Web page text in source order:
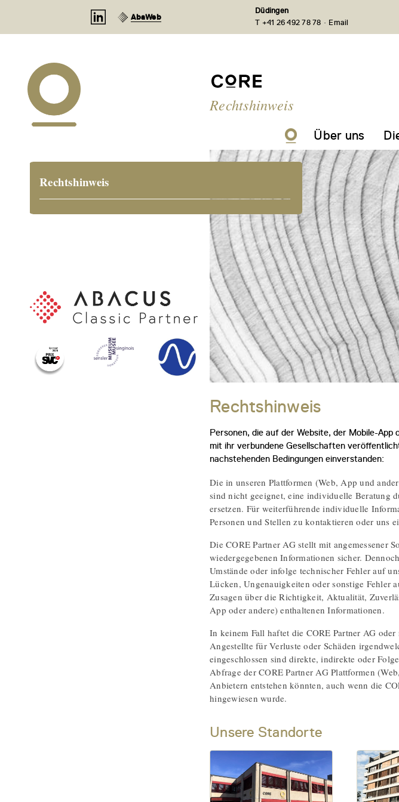
AbaWeb
Düdingen
T +41 26 492 78 78 · Email
Rechtshinweis
Über uns
Rechtshinweis
Rechtshinweis
Personen, die auf der Website, der Mobile-
mit ihr verbundene Gesellschaften
nachstehenden Bedingungen einverstanden:
Die in unseren Plattformen (Web, App und
sind nicht geeignet, eine individuelle Beratung
ersetzen. Für weiterführende individuelle
Personen und Stellen zu kontaktieren oder uns
Die CORE Partner AG stellt mit angemessener
wiedergegebenen Informationen sicher.
Umstände oder infolge technischer Fehler auf
Lücken, Ungenauigkeiten oder sonstige Fehler
Zusagen über die Richtigkeit, Aktualität,
App oder andere) enthaltenen Informationen.
In keinem Fall haftet die CORE Partner AG
Angestellte für Verluste oder Schäden
eingeschlossen sind direkte, indirekte oder
Abfrage der CORE Partner AG Plattformen
Anbietern entstehen könnten, auch wenn die
hingewiesen wurde.
Unsere Standorte